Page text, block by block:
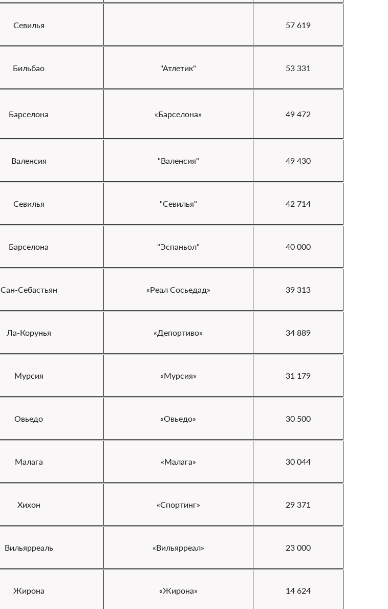
Севилья 57 619
Бильбао "Атлетик" 53 331
Барселона «Барселона» 49 472
Валенсия "Валенсия" 49 430
Севилья "Севилья" 42 714
Барселона "Эспаньол" 40 000
Сан-Себастьян «Реал Сосьедад» 39 313
Ла-Корунья «Депортиво» 34 889
Мурсия «Мурсия» 31 179
Овьедо «Овьедо» 30 500
Малага «Малага» 30 044
Хихон «Спортинг» 29 371
Вильярреаль «Вильярреал» 23 000
Жирона «Жирона» 14 624